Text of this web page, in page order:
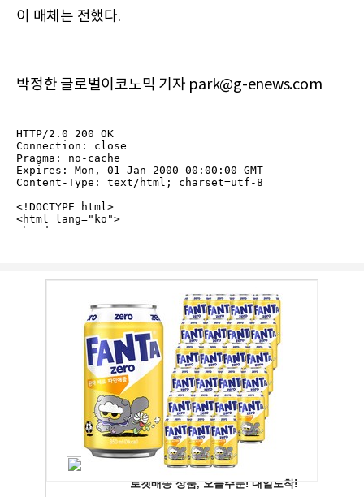
이 매체는 전했다.
박정한 글로벌이코노믹 기자 park@g-enews.com